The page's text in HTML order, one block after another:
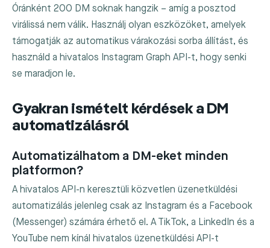
Óránként 200 DM soknak hangzik – amíg a posztod
virálissá nem válik. Használj olyan eszközöket, amelyek
támogatják az automatikus várakozási sorba állítást, és
használd a hivatalos Instagram Graph API-t, hogy senki
se maradjon le.
Gyakran ismételt kérdések a DM
automatizálásról
Automatizálhatom a DM-eket minden
platformon?
A hivatalos API-n keresztüli közvetlen üzenetküldési
automatizálás jelenleg csak az Instagram és a Facebook
(Messenger) számára érhető el. A TikTok, a LinkedIn és a
YouTube nem kínál hivatalos üzenetküldési API-t